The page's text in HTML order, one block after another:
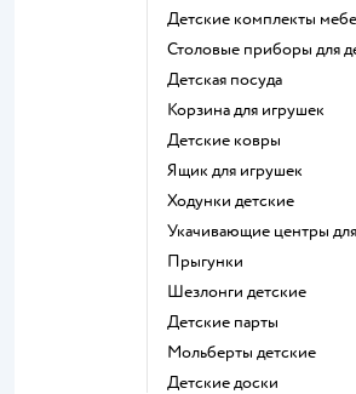
Детские комплекты
Столовые приборы для
Детская посуда
Корзина для игрушек
Детские ковры
Ящик для игрушек
Ходунки детские
Укачивающие центры
Прыгунки
Шезлонги детские
Детские парты
Мольберты детские
Детские доски